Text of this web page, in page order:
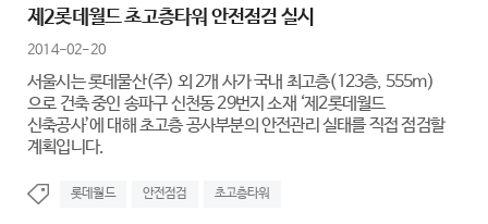
제2롯데월드 초고층타워 안전점검 실시
2014-02-20
서울시는 롯데물산(주) 외 2개 사가 국내 최고층(123층, 555m)
으로 건축 중인 송파구 신천동 29번지 소재 ‘제2롯데월드
신축공사’에 대해 초고층 공사부분의 안전관리 실태를 직접 점검할
계획입니다.
롯데월드 안전점검 초고층타워